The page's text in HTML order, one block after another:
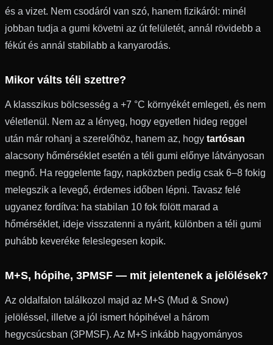
és a vizet. Nem csodáról van szó, hanem fizikáról: minél
jobban tudja a gumi követni az út felületét, annál rövidebb a
fékút és annál stabilabb a kanyarodás.
Mikor válts téli szettre?
A klasszikus bölcsesség a +7 °C környékét emlegeti, és nem
véletlenül. Nem az a lényeg, hogy egyetlen hideg reggel
után már rohanj a szerelőhöz, hanem az, hogy tartósan
alacsony hőmérséklet esetén a téli gumi előnye látványosan
megnő. Ha reggelente fagy, napközben pedig csak 6–8 fokig
melegszik a levegő, érdemes időben lépni. Tavasz felé
ugyanez fordítva: ha stabilan 10 fok fölött marad a
hőmérséklet, ideje visszatenni a nyárit, különben a téli gumi
puhább keveréke feleslegesen kopik.
M+S, hópihe, 3PMSF — mit jelentenek a jelölések?
Az oldalfalon találkozol majd az M+S (Mud & Snow)
jelöléssel, illetve a jól ismert hópihével a három
hegycsúcsban (3PMSF). Az M+S inkább hagyományos